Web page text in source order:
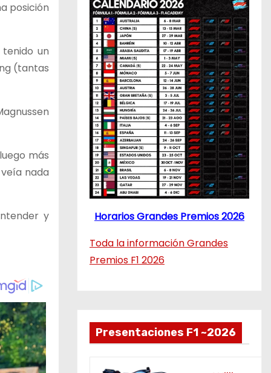
posición
un
(tantas
más
nada
y
Horarios Grandes Premios 2026
Toda la información Grandes
Premios F1 2026
Presentaciones F1 ~2026